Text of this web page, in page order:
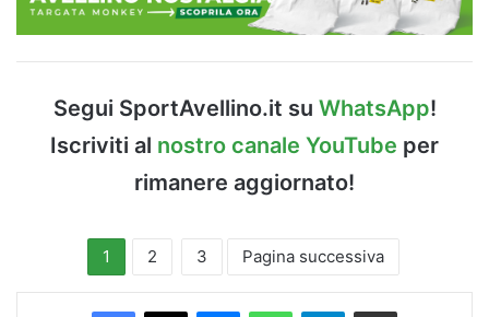
Segui SportAvellino.it su WhatsApp!
Iscriviti al nostro canale YouTube per
rimanere aggiornato!
1 2 3 Pagina successiva
Facebook
X MessengerWhatsAppTelegramCondividi via Email